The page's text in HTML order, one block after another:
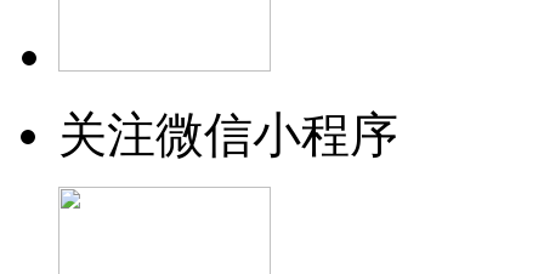
关注微信小程序